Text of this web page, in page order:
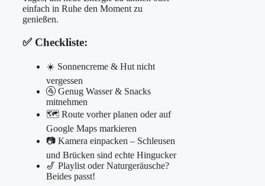
einfach in Ruhe den Moment zu
genießen.
✅ Checkliste:
☀️ Sonnencreme & Hut nicht
vergessen
🚰 Genug Wasser & Snacks
mitnehmen
🗺️ Route vorher planen oder auf
Google Maps markieren
📷 Kamera einpacken – Schleusen
und Brücken sind echte Hingucker
🎷 Playlist oder Naturgeräusche?
Beides passt!